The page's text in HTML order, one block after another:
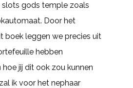
gods temple zoals
Door het
boek leggen we precies uit
hebben
jij dit ook zou kunnen
ik voor het nephaar